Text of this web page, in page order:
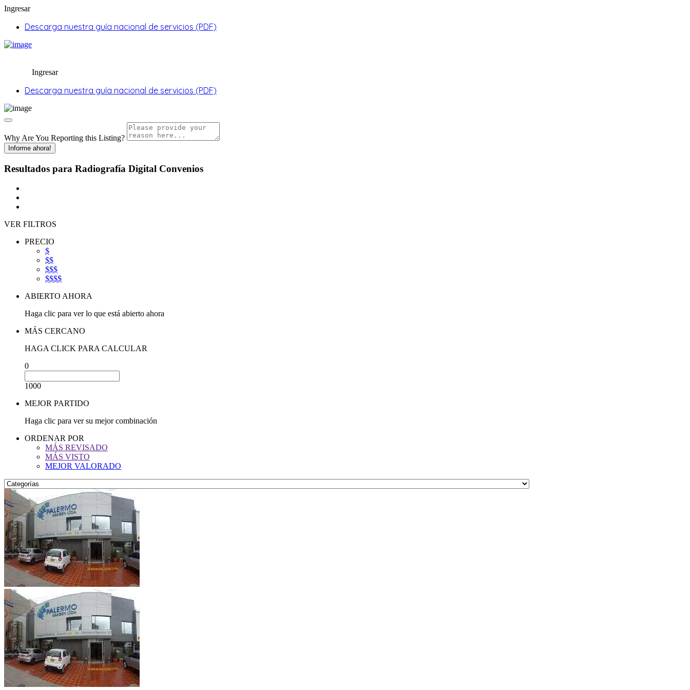
Ingresar
Descarga nuestra guía nacional de servicios (PDF)
Ingresar
Descarga nuestra guía nacional de servicios (PDF)
Why Are You Reporting this Listing?
Informe ahora!
Resultados para Radiografía Digital Convenios
VER FILTROS
PRECIO
$
$$
$$$
$$$$
ABIERTO AHORA
Haga clic para ver lo que está abierto ahora
MÁS CERCANO
HAGA CLICK PARA CALCULAR
0
1000
MEJOR PARTIDO
Haga clic para ver su mejor combinación
ORDENAR POR
MÁS REVISADO
MÁS VISTO
MEJOR VALORADO